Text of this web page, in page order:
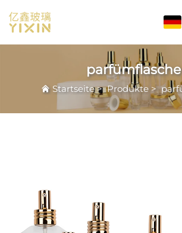
parfümflasche
Startseite>Produkte >